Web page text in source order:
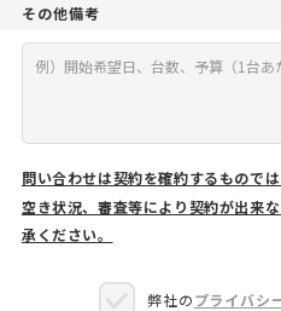
その他備考
問い合わせは契約を確約するものでは
空き状況、審査等により契約が出来
承ください。
弊社のプライバシ